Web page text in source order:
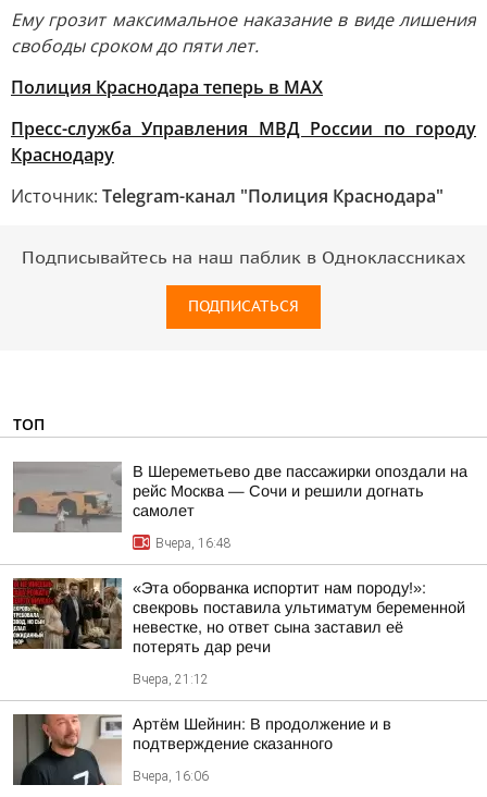
Ему грозит максимальное наказание в виде лишения
свободы сроком до пяти лет.
Полиция Краснодара теперь в МАХ
Пресс-служба Управления МВД России по городу
Краснодару
Источник: Telegram-канал "Полиция Краснодара"
Подписывайтесь на наш паблик в Одноклассниках
ПОДПИСАТЬСЯ
ТОП
В Шереметьево две пассажирки опоздали на
рейс Москва — Сочи и решили догнать
самолет
Вчера, 16:48
«Эта оборванка испортит нам породу!»:
свекровь поставила ультиматум беременной
невестке, но ответ сына заставил её
потерять дар речи
Вчера, 21:12
Артём Шейнин: В продолжение и в
подтверждение сказанного
Вчера, 16:06